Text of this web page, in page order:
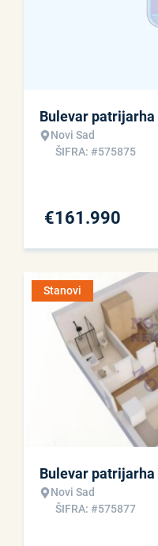
Bulevar patrijarha
Novi Sad
ŠIFRA: #575875
€161.990
Stanovi
Bulevar patrijarha
Novi Sad
ŠIFRA: #575877